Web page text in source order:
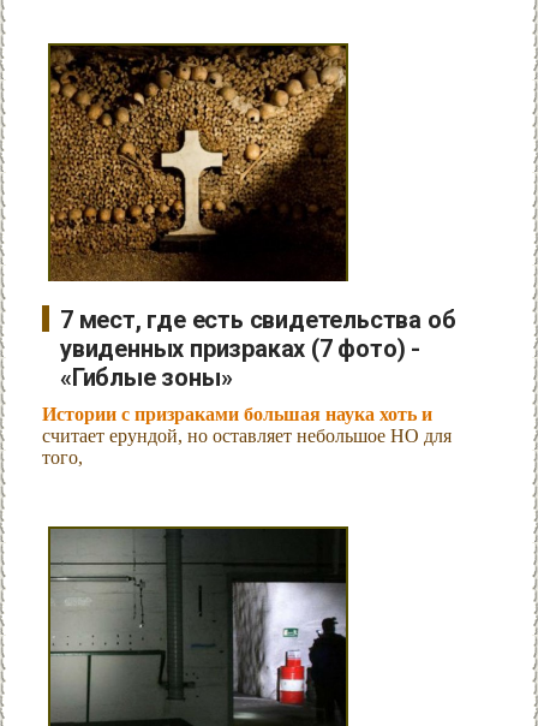
7 мест, где есть свидетельства об
увиденных призраках (7 фото) -
«Гиблые зоны»
Истории с призраками большая наука хоть и
считает ерундой, но оставляет небольшое НО для
того,